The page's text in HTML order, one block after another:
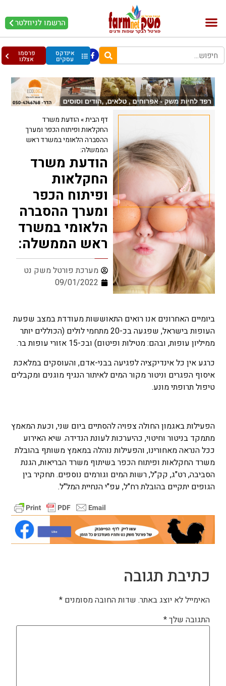
הרשמו לניוזלטר
אינדקס
עסקים
פרסמו
אצלנו
דף הבית» הודעת משרד
החקלאות ופיתוח הכפר ומערך
ההסברה הלאומי במשרד ראש
הממשלה:
הודעת משרד
החקלאות
ופיתוח הכפר
ומערך ההסברה
הלאומי במשרד
ראש הממשלה:
מערכת פורטל משק נט
09/01/2022
ביומיים האחרונים אנו רואים התאוששות מעודדת במצב שפעת
העופות בישראל, שפגעה בכ-20 מתחמי לולים (הכוללים יותר
ממיליון עופות, ובהם: מטילות ופיטום) ובכ-15 אזורי עופות בר.
כרגע אין כל אינדיקציה לפגיעה בבני-אדם, והעוסקים במלאכת
איסוף הפגרים וניטור מקור המים לאיתור הנגיף מוגנים ומקבלים
טיפול תרופתי מונע.
הפעילות באגמון החולה צפויה להסתיים ביום שני, וכעת המאמץ
מתמקד בניטור וחיטוי, כהיערכות לעונת הנדידה. שיא האירוע
ככל הנראה מאחורינו, והפעילות נוהלה במאמץ משותף בהובלת
משרד החקלאות ופיתוח הכפר בשיתוף משרד הבריאות, הגנת
הסביבה, רט"ג, קק"ל, רשות המים וגורמים נוספים. תחקיר בין
הגופים יתקיים בהובלת רח"ל, עפ"י הנחיית המל"ל.
כתיבת תגובה
האימייל לא יוצג באתר. שדות החובה מסומנים *
התגובה שלך*